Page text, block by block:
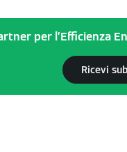
per l’Efficienza
Ricevi